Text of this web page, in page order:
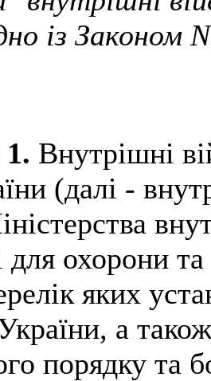
із Законом N
Внутрішні
(далі -
для охорони
яких
а
порядку та